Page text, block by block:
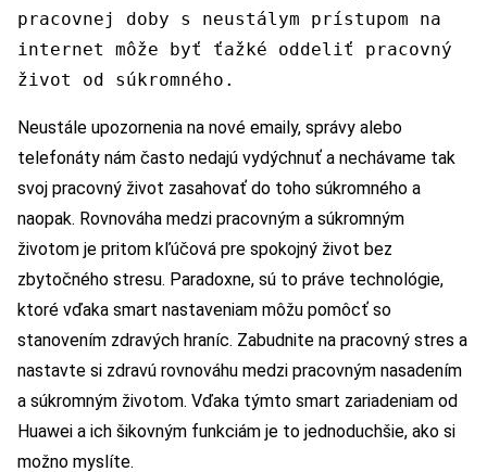
pracovnej doby s neustálym prístupom na
internet môže byť ťažké oddeliť pracovný
život od súkromného.
Neustále upozornenia na nové emaily, správy alebo
telefonáty nám často nedajú vydýchnuť a nechávame tak
svoj pracovný život zasahovať do toho súkromného a
naopak. Rovnováha medzi pracovným a súkromným
životom je pritom kľúčová pre spokojný život bez
zbytočného stresu. Paradoxne, sú to práve technológie,
ktoré vďaka smart nastaveniam môžu pomôcť so
stanovením zdravých hraníc. Zabudnite na pracovný stres a
nastavte si zdravú rovnováhu medzi pracovným nasadením
a súkromným životom. Vďaka týmto smart zariadeniam od
Huawei a ich šikovným funkciám je to jednoduchšie, ako si
možno myslíte.